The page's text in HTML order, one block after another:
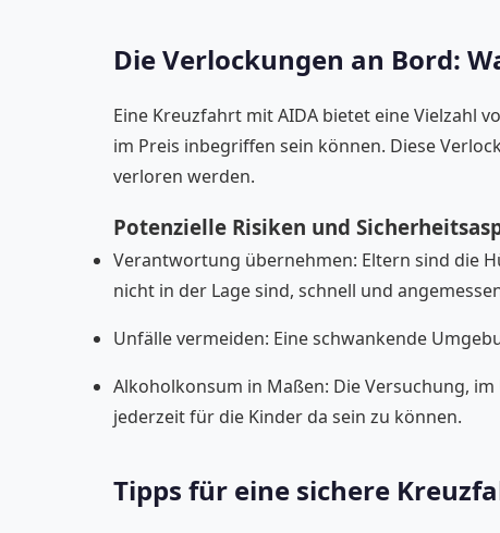
Die Verlockungen an Bord:
Eine Kreuzfahrt mit AIDA bietet eine Vielzahl
im Preis inbegriffen sein können. Diese
verloren werden.
Potenzielle Risiken und
Verantwortung übernehmen: Eltern sind die
nicht in der Lage sind, schnell und
Unfälle vermeiden: Eine schwankende
Alkoholkonsum in Maßen: Die Versuchung,
jederzeit für die Kinder da sein zu können.
Tipps für eine sichere